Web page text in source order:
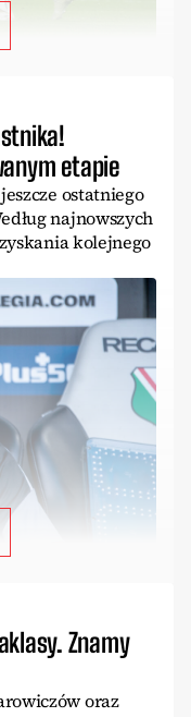
etapie
ostatniego
najnowszych
kolejnego
Znamy
oraz